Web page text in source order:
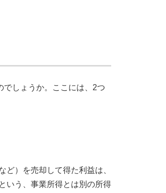
でしょうか。ここには、2つ
ど）を売却して得た利益は、
いう、事業所得とは別の所得